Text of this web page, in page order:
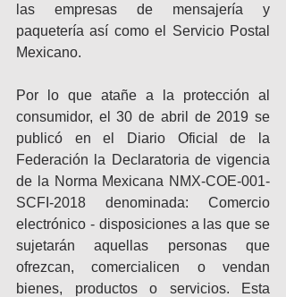
las empresas de mensajería y
paquetería así como el Servicio Postal
Mexicano.
Por lo que atañe a la protección al
consumidor, el 30 de abril de 2019 se
publicó en el Diario Oficial de la
Federación la Declaratoria de vigencia
de la Norma Mexicana NMX-COE-001-
SCFI-2018 denominada: Comercio
electrónico - disposiciones a las que se
sujetarán aquellas personas que
ofrezcan, comercialicen o vendan
bienes, productos o servicios. Esta